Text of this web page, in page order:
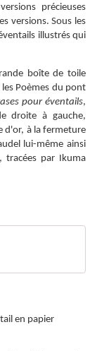
précieuses
versions. Sous les
illustrés qui
boîte de toile
Poèmes du pont
pour éventails,
droite à gauche,
d'or, à la fermeture
lui-même ainsi
tracées par Ikuma
en papier